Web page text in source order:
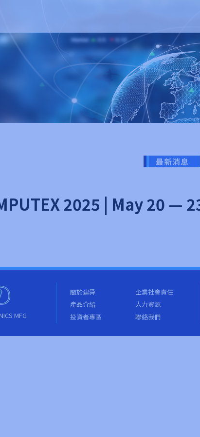
最新消息
2025 | May 20 —
MFG
關於建舜
企業社會責任
產品介紹
人力資源
投資者專區
聯絡我們